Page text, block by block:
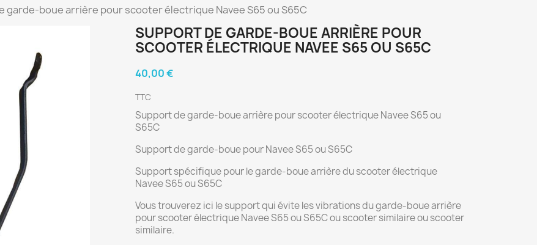
garde-boue arrière pour scooter électrique Navee S65 ou S65C
SUPPORT DE GARDE-BOUE ARRIÈRE POUR
SCOOTER ÉLECTRIQUE NAVEE S65 OU S65C
40,00 €
TTC
Support de garde-boue arrière pour scooter électrique Navee S65 ou
S65C
Support de garde-boue pour Navee S65 ou S65C
Support spécifique pour le garde-boue arrière du scooter électrique
Navee S65 ou S65C
Vous trouverez ici le support qui évite les vibrations du garde-boue arrière
pour scooter électrique Navee S65 ou S65C ou scooter similaire ou scooter
similaire.